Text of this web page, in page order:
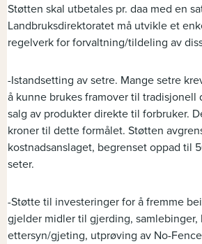
Støtten skal utbetales pr. daa med en
Landbruksdirektoratet må utvikle et
regelverk for forvaltning/tildeling av
-Istandsetting av setre. Mange setre
å kunne brukes framover til tradisjonell
salg av produkter direkte til forbruker.
kroner til dette formålet. Støtten
kostnadsanslaget, begrenset oppad til
seter.
-Støtte til investeringer for å fremme
gjelder midler til gjerding, samlebinger,
ettersyn/gjeting, utprøving av No-